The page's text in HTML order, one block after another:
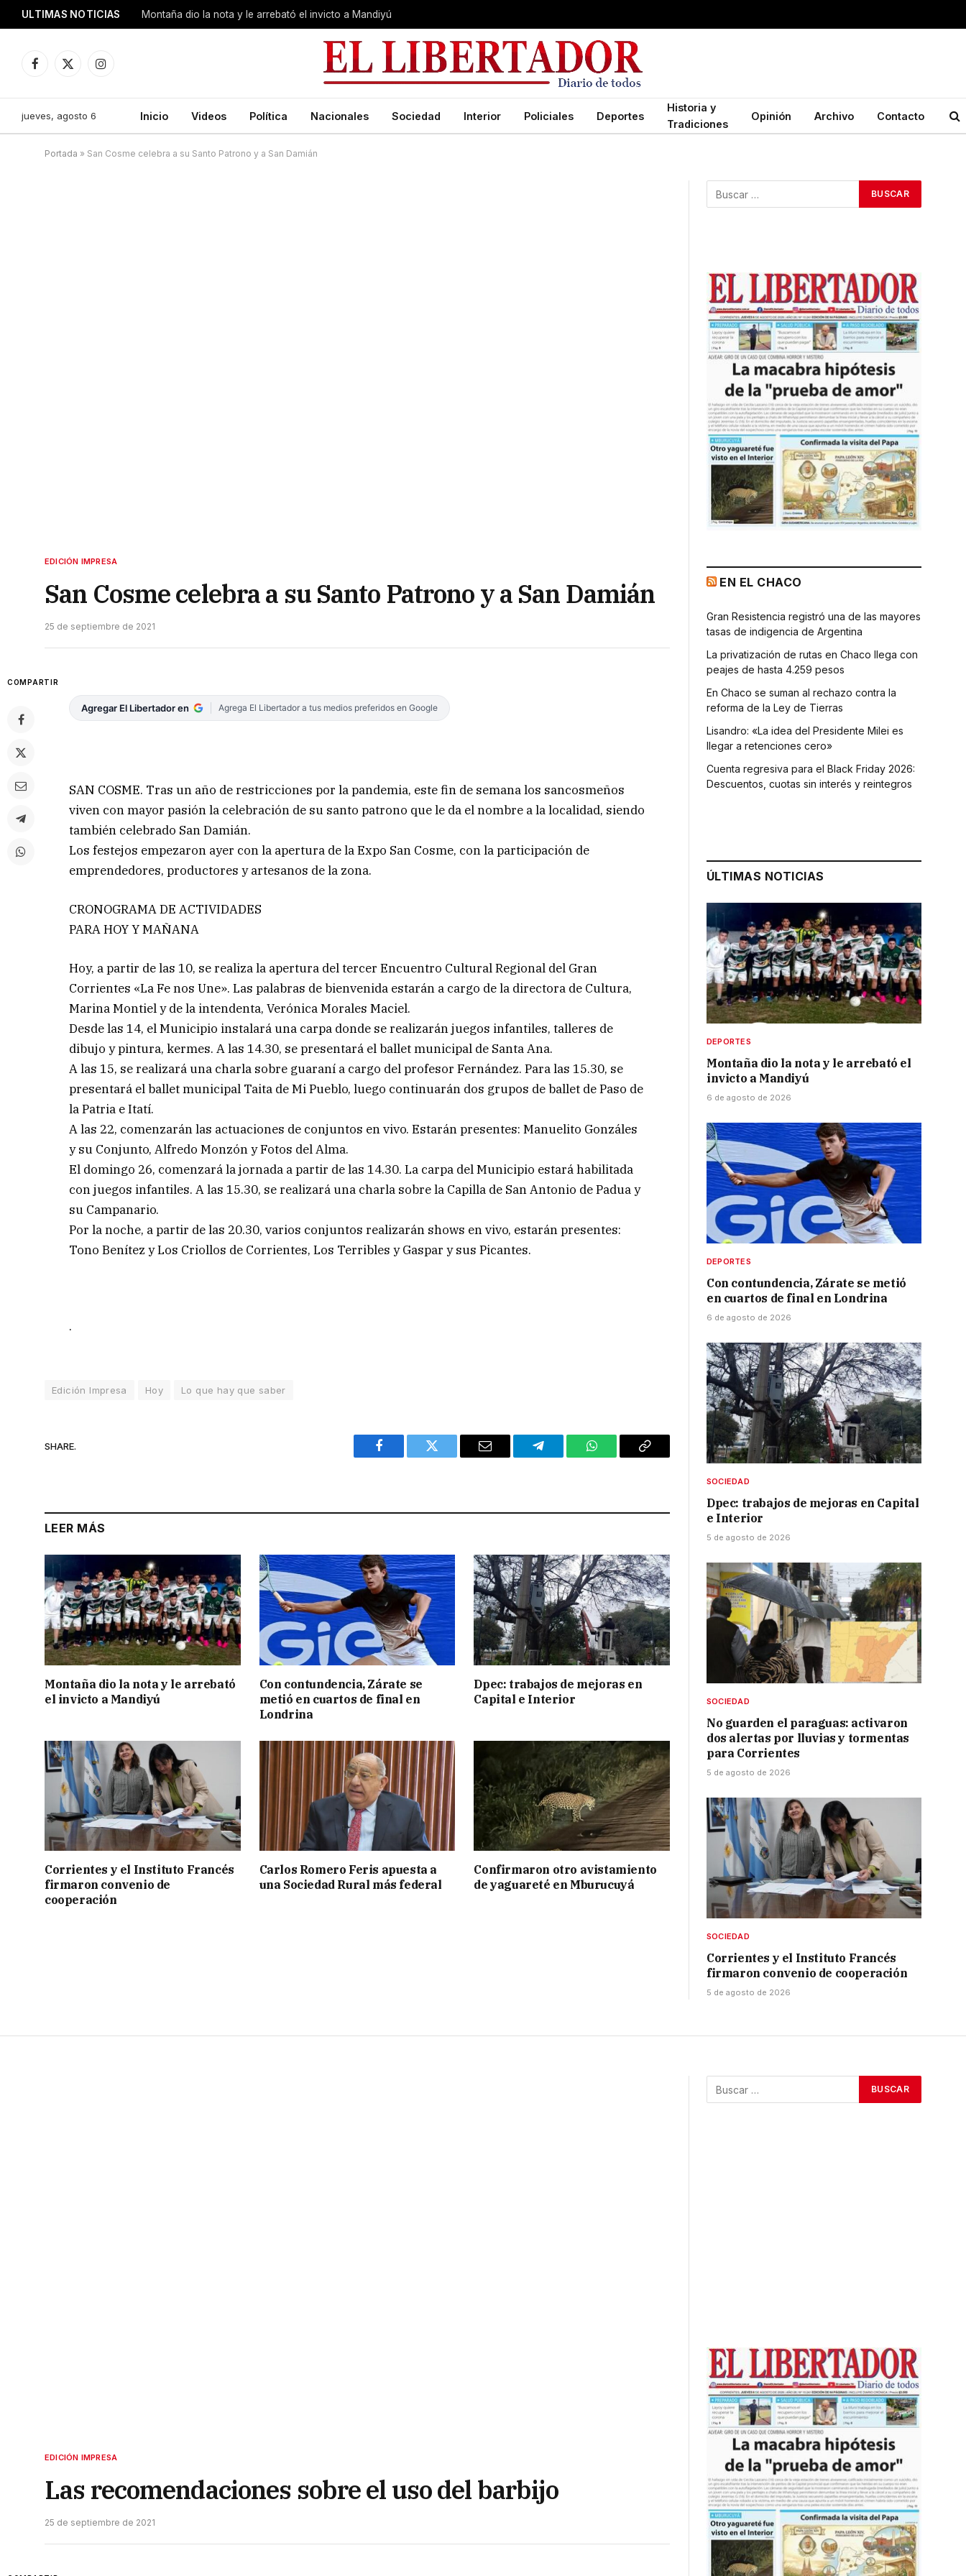
ULTIMAS NOTICIAS Montaña dio la nota y le arrebató el invicto a Mandiyú
Facebook
X
Instagram
jueves, agosto 6 Inicio Videos Política Nacionales Sociedad Interior Policiales Deportes
Historia y
Tradiciones
Opinión Archivo Contacto
Portada » San Cosme celebra a su Santo Patrono y a San Damián
EDICIÓN IMPRESA
San Cosme celebra a su Santo Patrono y a San Damián
25 de septiembre de 2021
COMPARTIR
Agregar El Libertador en Agrega El Libertador a tus medios preferidos en Google
SAN COSME. Tras un año de restricciones por la pandemia, este fin de semana los sancosmeños
viven con mayor pasión la celebración de su santo patrono que le da el nombre a la localidad, siendo
también celebrado San Damián.
Los festejos empezaron ayer con la apertura de la Expo San Cosme, con la participación de
emprendedores, productores y artesanos de la zona.
CRONOGRAMA DE ACTIVIDADES
PARA HOY Y MAÑANA
Hoy, a partir de las 10, se realiza la apertura del tercer Encuentro Cultural Regional del Gran
Corrientes «La Fe nos Une». Las palabras de bienvenida estarán a cargo de la directora de Cultura,
Marina Montiel y de la intendenta, Verónica Morales Maciel.
Desde las 14, el Municipio instalará una carpa donde se realizarán juegos infantiles, talleres de
dibujo y pintura, kermes. A las 14.30, se presentará el ballet municipal de Santa Ana.
A las 15, se realizará una charla sobre guaraní a cargo del profesor Fernández. Para las 15.30, se
presentará el ballet municipal Taita de Mi Pueblo, luego continuarán dos grupos de ballet de Paso de
la Patria e Itatí.
A las 22, comenzarán las actuaciones de conjuntos en vivo. Estarán presentes: Manuelito Gonzáles
y su Conjunto, Alfredo Monzón y Fotos del Alma.
El domingo 26, comenzará la jornada a partir de las 14.30. La carpa del Municipio estará habilitada
con juegos infantiles. A las 15.30, se realizará una charla sobre la Capilla de San Antonio de Padua y
su Campanario.
Por la noche, a partir de las 20.30, varios conjuntos realizarán shows en vivo, estarán presentes:
Tono Benítez y Los Criollos de Corrientes, Los Terribles y Gaspar y sus Picantes.
.
Edición Impresa Hoy Lo que hay que saber
SHARE.
Facebook Twitter Email Telegram WhatsAppCopy
LEER MÁS
Montaña dio la nota y le arrebató
el invicto a Mandiyú
Con contundencia, Zárate se
metió en cuartos de final en
Londrina
Dpec: trabajos de mejoras en
Capital e Interior
Corrientes y el Instituto Francés
firmaron convenio de
cooperación
Carlos Romero Feris apuesta a
una Sociedad Rural más federal
Confirmaron otro avistamiento
de yaguareté en Mburucuyá
EN EL CHACO
Gran Resistencia registró una de las mayores
tasas de indigencia de Argentina
La privatización de rutas en Chaco llega con
peajes de hasta 4.259 pesos
En Chaco se suman al rechazo contra la
reforma de la Ley de Tierras
Lisandro: «La idea del Presidente Milei es
llegar a retenciones cero»
Cuenta regresiva para el Black Friday 2026:
Descuentos, cuotas sin interés y reintegros
ÚLTIMAS NOTICIAS
DEPORTES
Montaña dio la nota y le arrebató el
invicto a Mandiyú
6 de agosto de 2026
DEPORTES
Con contundencia, Zárate se metió
en cuartos de final en Londrina
6 de agosto de 2026
SOCIEDAD
Dpec: trabajos de mejoras en Capital
e Interior
5 de agosto de 2026
SOCIEDAD
No guarden el paraguas: activaron
dos alertas por lluvias y tormentas
para Corrientes
5 de agosto de 2026
SOCIEDAD
Corrientes y el Instituto Francés
firmaron convenio de cooperación
5 de agosto de 2026
EDICIÓN IMPRESA
Las recomendaciones sobre el uso del barbijo
25 de septiembre de 2021